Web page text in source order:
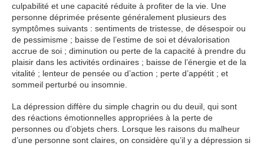
culpabilité et une capacité réduite à profiter de la vie. Une
personne déprimée présente généralement plusieurs des
symptômes suivants : sentiments de tristesse, de désespoir ou
de pessimisme ; baisse de l’estime de soi et dévalorisation
accrue de soi ; diminution ou perte de la capacité à prendre du
plaisir dans les activités ordinaires ; baisse de l’énergie et de la
vitalité ; lenteur de pensée ou d’action ; perte d’appétit ; et
sommeil perturbé ou insomnie.
La dépression diffère du simple chagrin ou du deuil, qui sont
des réactions émotionnelles appropriées à la perte de
personnes ou d’objets chers. Lorsque les raisons du malheur
d’une personne sont claires, on considère qu’il y a dépression si